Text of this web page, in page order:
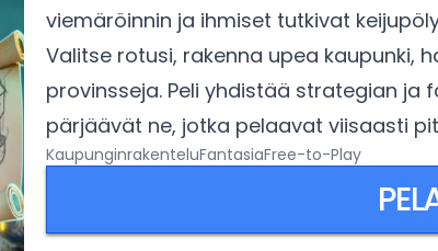
viemäröinnin ja ihmiset tutkivat
Valitse rotusi, rakenna upea kaupunki,
provinsseja. Peli yhdistää strategian
pärjäävät ne, jotka pelaavat viisaasti
KaupunginrakenteluFantasiaFree-to-Play